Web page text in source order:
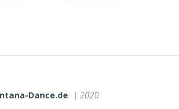
Dance.de | 2020